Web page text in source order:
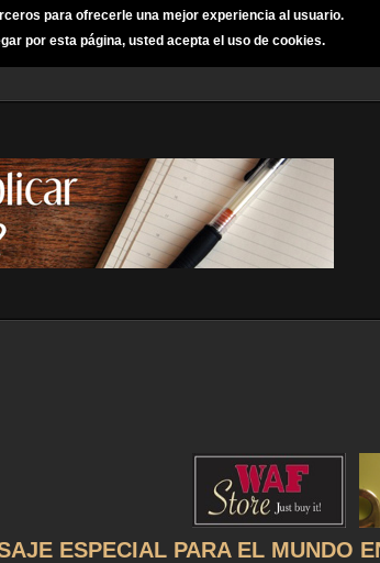
para ofrecerle una mejor experiencia al usuario.
por esta página, usted acepta el uso de cookies.
ESPECIAL PARA EL MUNDO